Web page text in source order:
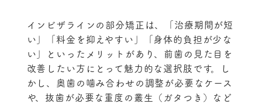
インビザラインの部分矯正は、「治療期間が短
い」「料金を抑えやすい」「身体的負担が少な
い」といったメリットがあり、前歯の見た目を
改善したい方にとって魅力的な選択肢です。し
かし、奥歯の噛み合わせの調整が必要なケース
や、抜歯が必要な重度の叢生（ガタつき）など